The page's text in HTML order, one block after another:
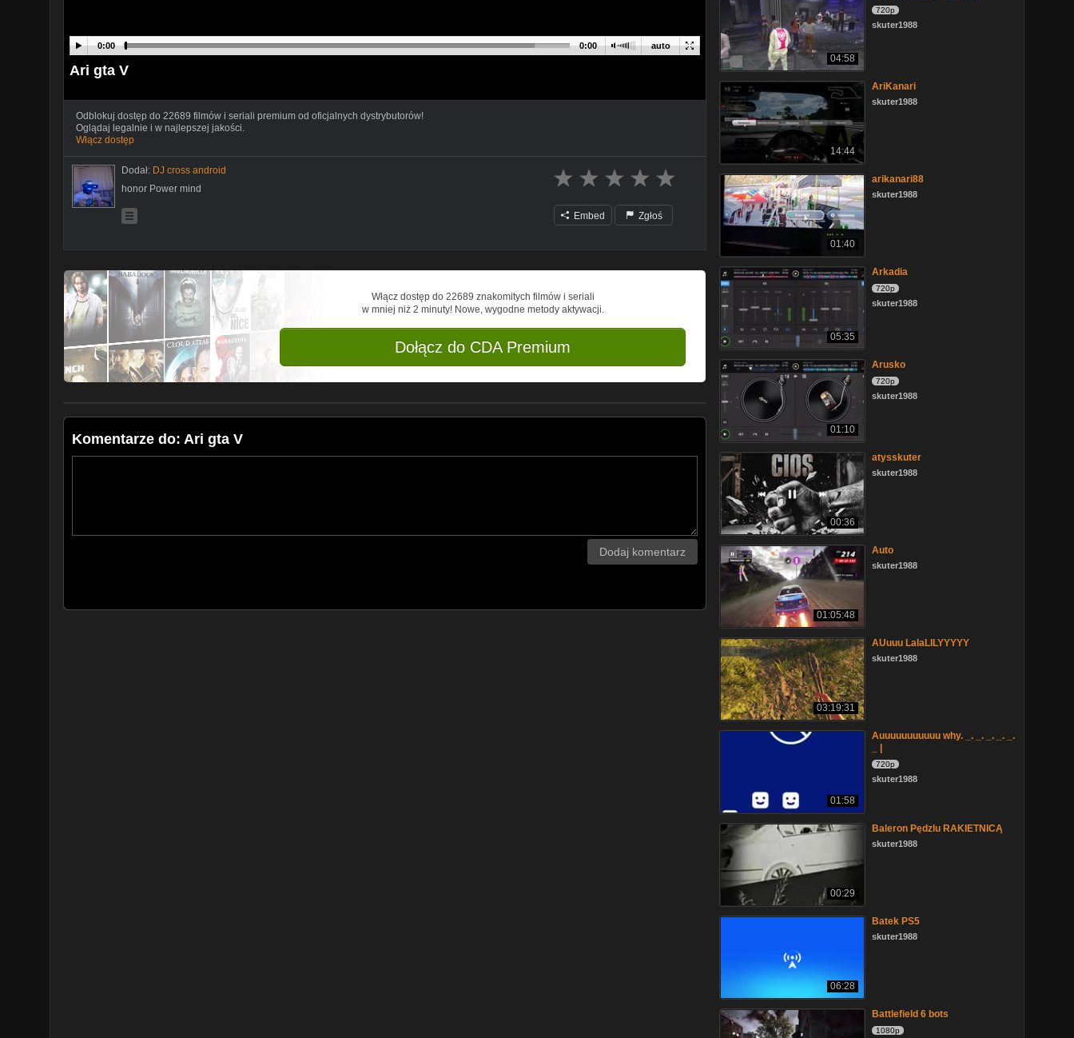
auto
0:00 0:00
Ari gta V
Odblokuj dostęp do 22689 filmów i seriali premium od oficjalnych dystrybutorów!
Oglądaj legalnie i w najlepszej jakości.
Włącz dostęp
Dodał: DJ cross android
honor Power mind
Embed Zgłoś
Włącz dostęp do 22689 znakomitych filmów i seriali
w mniej niż 2 minuty! Nowe, wygodne metody aktywacji.
Dołącz do CDA Premium
Komentarze do: Ari gta V
Dodaj komentarz
04:58
720p
skuter1988
14:44
AriKanari
skuter1988
01:40
arikanari88
skuter1988
05:35
Arkadia
720p
skuter1988
01:10
Arusko
720p
skuter1988
00:36
atysskuter
skuter1988
01:05:48
Auto
skuter1988
03:19:31
AUuuu LalaLILYYYYY
skuter1988
01:58
Auuuuuuuuuuu why. _. _. _. _. _.
720p
skuter1988
00:29
Baleron Pędzlu RAKIETNICĄ
skuter1988
06:28
Batek PS5
skuter1988
Battlefield 6 bots
1080p